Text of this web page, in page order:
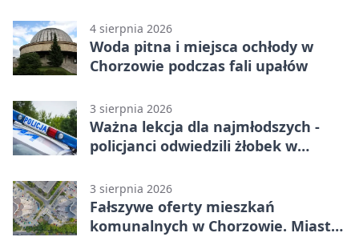
4 sierpnia 2026
Woda pitna i miejsca ochłody w
Chorzowie podczas fali upałów
3 sierpnia 2026
Ważna lekcja dla najmłodszych -
policjanci odwiedzili żłobek w
3 sierpnia 2026
Fałszywe oferty mieszkań
komunalnych w Chorzowie. Miasto